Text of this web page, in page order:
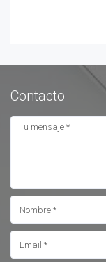
Contacto